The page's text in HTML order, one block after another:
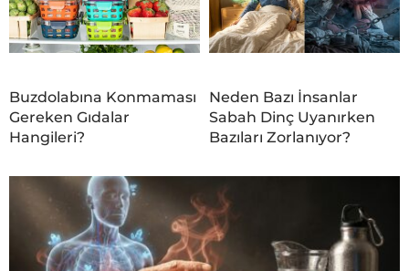
Buzdolabına Konmaması
Gereken Gıdalar
Hangileri?
Neden Bazı İnsanlar
Sabah Dinç Uyanırken
Bazıları Zorlanıyor?